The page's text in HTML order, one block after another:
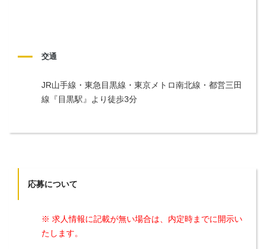
交通
JR山手線・東急目黒線・東京メトロ南北線・都営三田
線『目黒駅』より徒歩3分
応募について
※ 求人情報に記載が無い場合は、内定時までに開示い
たします。